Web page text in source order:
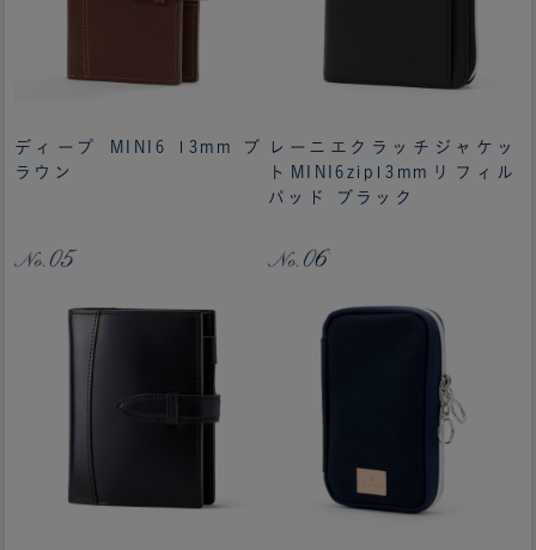
ディープ MINI6 13mm ブ
ラウン
レーニエクラッチジャケッ
トMINI6zip13mmリフィル
パッド ブラック